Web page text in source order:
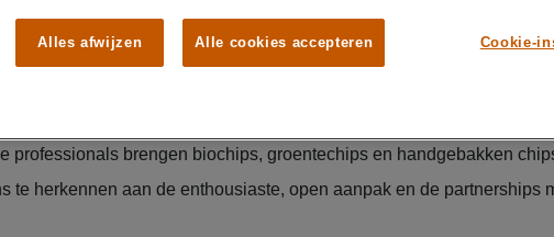
Chips
Yellow Chips: ondernemers met een crispy missie. Yellow Chips is
De eigenaren hebben al 20 jaar ervaring in de
professionals brengen biochips, groentechips en handgebakken
te herkennen aan de enthousiaste, open aanpak en de partnerships
Cookie-
Alles afwijzen Alle cookies accepteren